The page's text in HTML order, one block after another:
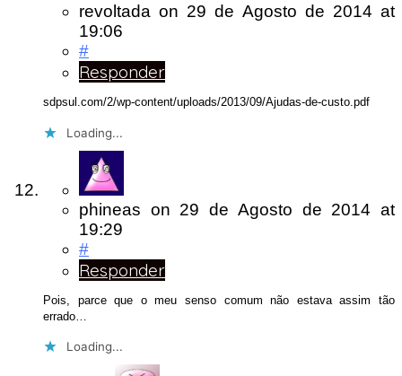
revoltada on 29 de Agosto de 2014at
19:06
#
Responder
sdpsul.com/2/wp-content/uploads/2013/09/Ajudas-de-custo.pdf
Loading...
phineas on 29 de Agosto de 2014at
19:29
#
Responder
Pois, parce que o meu senso comum não estava assim tão
errado…
Loading...